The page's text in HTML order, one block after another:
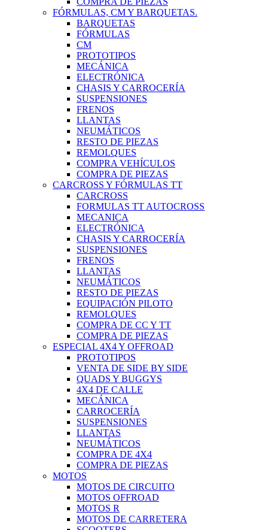
FÓRMULAS, CM Y BARQUETAS.
BARQUETAS
FÓRMULAS
CM
PROTOTIPOS
MECÁNICA
ELECTRÓNICA
CHASIS Y CARROCERÍA
SUSPENSIONES
FRENOS
LLANTAS
NEUMÁTICOS
RESTO DE PIEZAS
REMOLQUES
COMPRA VEHÍCULOS
COMPRA DE PIEZAS
CARCROSS Y FÓRMULAS TT
CARCROSS
FORMULAS TT AUTOCROSS
MECANICA
ELECTRÓNICA
CHASIS Y CARROCERÍA
SUSPENSIONES
FRENOS
LLANTAS
NEUMÁTICOS
RESTO DE PIEZAS
EQUIPACIÓN PILOTO
REMOLQUES
COMPRA DE CC Y TT
COMPRA DE PIEZAS
ESPECIAL 4X4 Y OFFROAD
PROTOTIPOS
VENTA DE SIDE BY SIDE
QUADS Y BUGGYS
4X4 DE CALLE
MECÁNICA
CARROCERÍA
SUSPENSIONES
LLANTAS
NEUMÁTICOS
COMPRA DE 4X4
COMPRA DE PIEZAS
MOTOS
MOTOS DE CIRCUITO
MOTOS OFFROAD
MOTOS R
MOTOS DE CARRETERA